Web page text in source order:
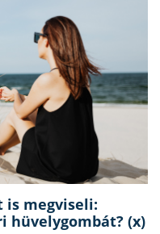
is megviseli:
hüvelygombát? (x)